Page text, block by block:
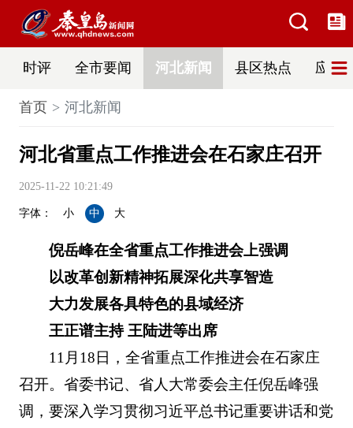
时评 全市要闻 河北新闻 县区热点 应急
首页 河北新闻
河北省重点工作推进会在石家庄召开
2025-11-22 10:21:49
字体： 小 中 大
倪岳峰在全省重点工作推进会上强调
以改革创新精神拓展深化共享智造
大力发展各具特色的县域经济
王正谱主持 王陆进等出席
11月18日，全省重点工作推进会在石家庄
召开。省委书记、省人大常委会主任倪岳峰强
调，要深入学习贯彻习近平总书记重要讲话和党